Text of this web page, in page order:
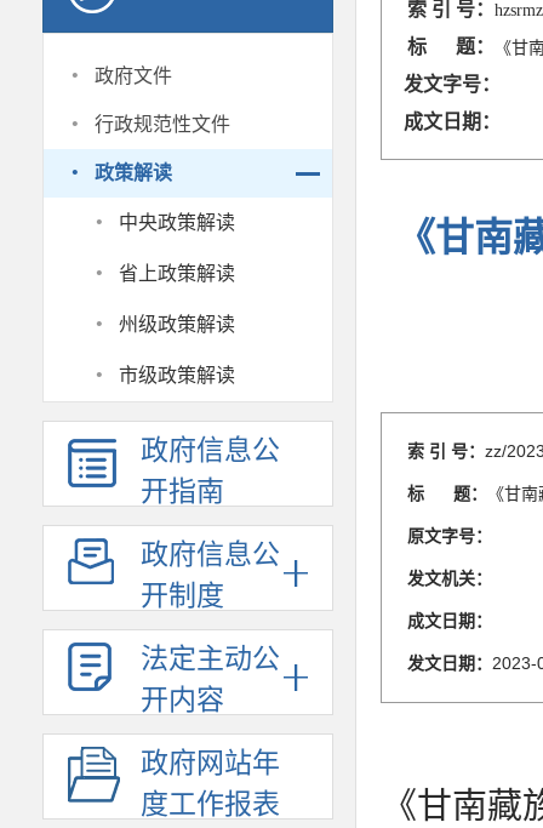
· 政府文件
· 行政规范性文件
· 政策解读
· 中央政策解读
· 省上政策解读
· 州级政策解读
· 市级政策解读
政府信息公
开指南
政府信息公
开制度
法定主动公
开内容
政府网站年
度工作报表
索 引 号：
标 题： 《甘
发文字号：
成文日期：
《甘南
索 引 号： zz/
标 题： 《甘
原文字号：
发文机关：
成文日期：
发文日期： 2023-
《甘南